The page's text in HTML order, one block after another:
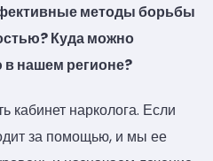
методы борьбы
Куда можно
нашем регионе?
нарколога. Если
за помощью, и мы ее